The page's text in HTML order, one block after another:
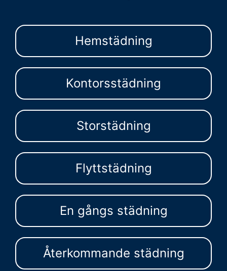
Hemstädning
Kontorsstädning
Storstädning
Flyttstädning
En gångs städning
Återkommande städning